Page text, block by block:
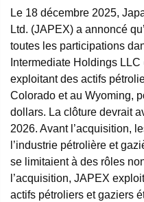
Le 18 décembre 2025,
Ltd. (JAPEX) a annoncé
toutes les participations
Intermediate Holdings
exploitant des actifs
Colorado et au Wyoming,
dollars. La clôture devrait
2026. Avant l’acquisition,
l’industrie pétrolière et
se limitaient à des rôles
l’acquisition, JAPEX
actifs pétroliers et gaziers